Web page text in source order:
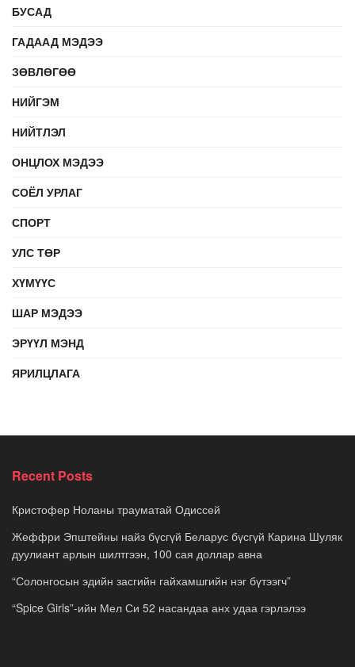
БУСАД
ГАДААД МЭДЭЭ
ЗӨВЛӨГӨӨ
НИЙГЭМ
НИЙТЛЭЛ
ОНЦЛОХ МЭДЭЭ
СОЁЛ УРЛАГ
СПОРТ
УЛС ТӨР
ХҮМҮҮС
ШАР МЭДЭЭ
ЭРҮҮЛ МЭНД
ЯРИЛЦЛАГА
Recent Posts
Кристофер Ноланы трауматай Одиссей
Жеффри Эпштейны найз бүсгүй Беларус бүсгүй Карина Шуляк
дуулиант арлын шилтгээн, 100 сая доллар авна
“Солонгосын эдийн засгийн гайхамшгийн нэг бүтээгч”
“Spice Girls”-ийн Мел Си 52 насандаа анх удаа гэрлэлээ